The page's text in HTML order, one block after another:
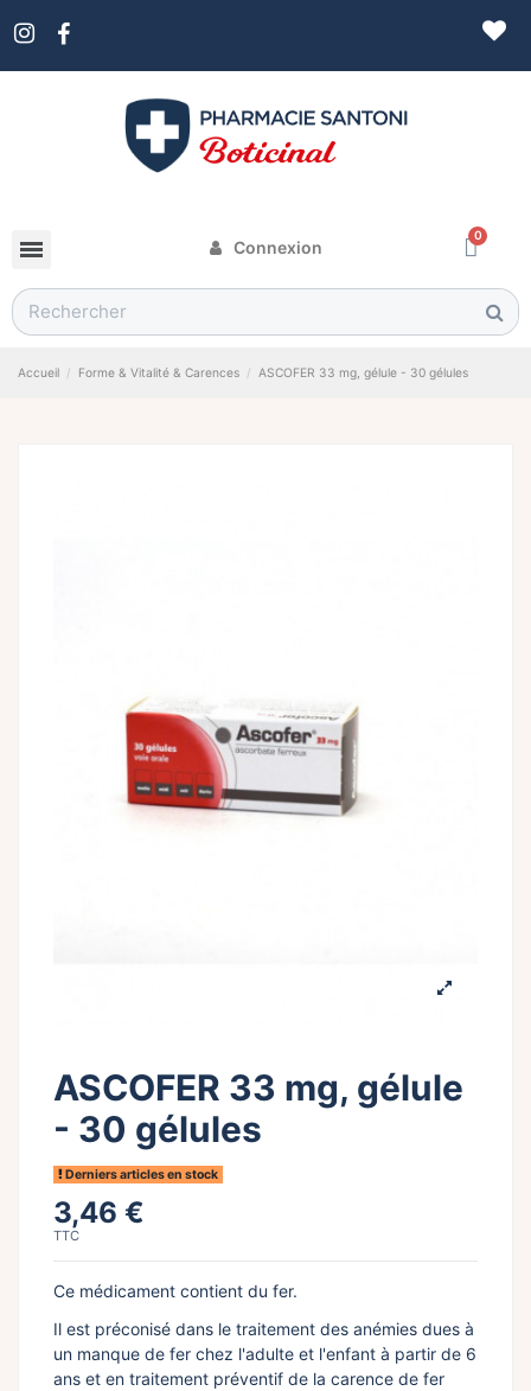
Connexion
Accueil Forme & Vitalité & Carences ASCOFER 33 mg, gélule - 30 gélules
ASCOFER 33 mg, gélule
- 30 gélules
Derniers articles en stock
3,46 €
TTC
Ce médicament contient du fer.
Il est préconisé dans le traitement des anémies dues à
un manque de fer chez l'adulte et l'enfant à partir de 6
ans et en traitement préventif de la carence de fer